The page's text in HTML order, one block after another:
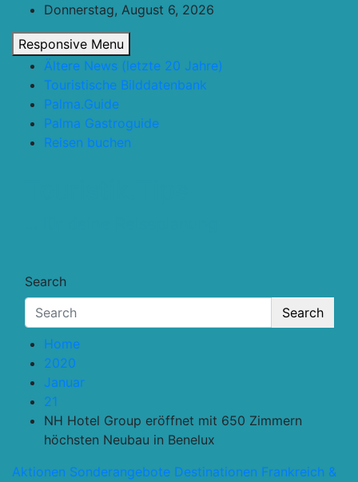
content
Donnerstag, August 6, 2026
Responsive Menu
Ältere News (letzte 20 Jahre)
Touristische Bilddatenbank
Palma.Guide
Palma Gastroguide
Reisen buchen
Search
Search
Home
2020
Januar
21
NH Hotel Group eröffnet mit 650 Zimmern
höchsten Neubau in Benelux
Aktionen Sonderangebote Destinationen Frankreich &